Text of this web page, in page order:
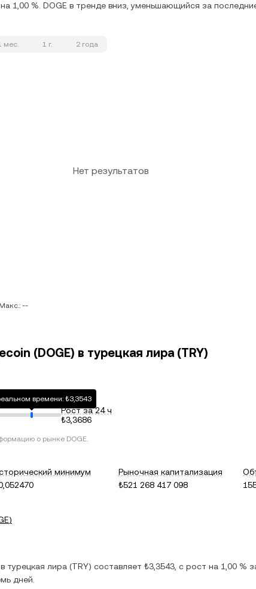
1,00 %. DOGE в тренде вниз, уменьшающийся за
мес. 1 г. 2 года
Нет результатов
Макс.: --
(DOGE) в турецкая лира (TRY)
времени: ₺3,3543
Рост за 24 ч
₺3,3686
о рынке DOGE.
минимум
Рыночная капитализация
₺521 268 417 098
)
турецкая лира (TRY) составляет ₺3,3543 , c рост на 1,00 %
дней.